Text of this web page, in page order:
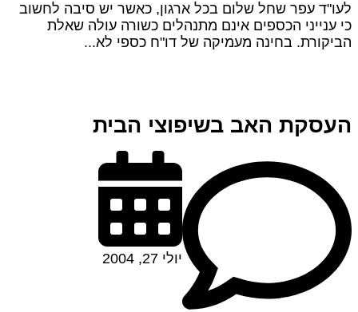
לעו"ד עפר שחל שלום בכל ארגון, כאשר יש סיבה לחשוב
כי ענייני הכספים אינם מתנהלים כשורה עולה שאלת
הביקורת. בחינה מעמיקה של דו"ח כספי לא...
העסקת האב בשיפוצי הבית
יולי 27, 2004